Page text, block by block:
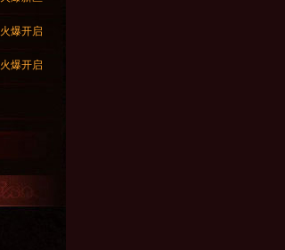
火爆开启
火爆开启